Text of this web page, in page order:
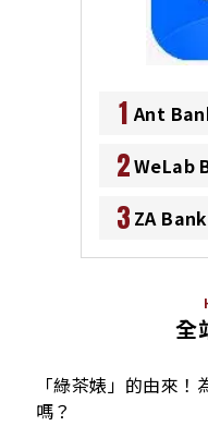
1 Ant
2WeLab
3 ZA
全
「綠茶婊」的由來
嗎？